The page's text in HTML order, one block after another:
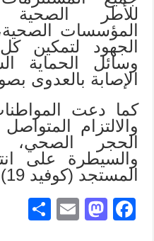
للأطر الصحية
المؤسسات
الجهود لتمكين
وسائل الحماية
الإصابة بالعدوى
كما دعت
والالتزام
الحجر
والسيطرة على
المستجد (كوفيد 19) بالمملكة.
Fa
M
E